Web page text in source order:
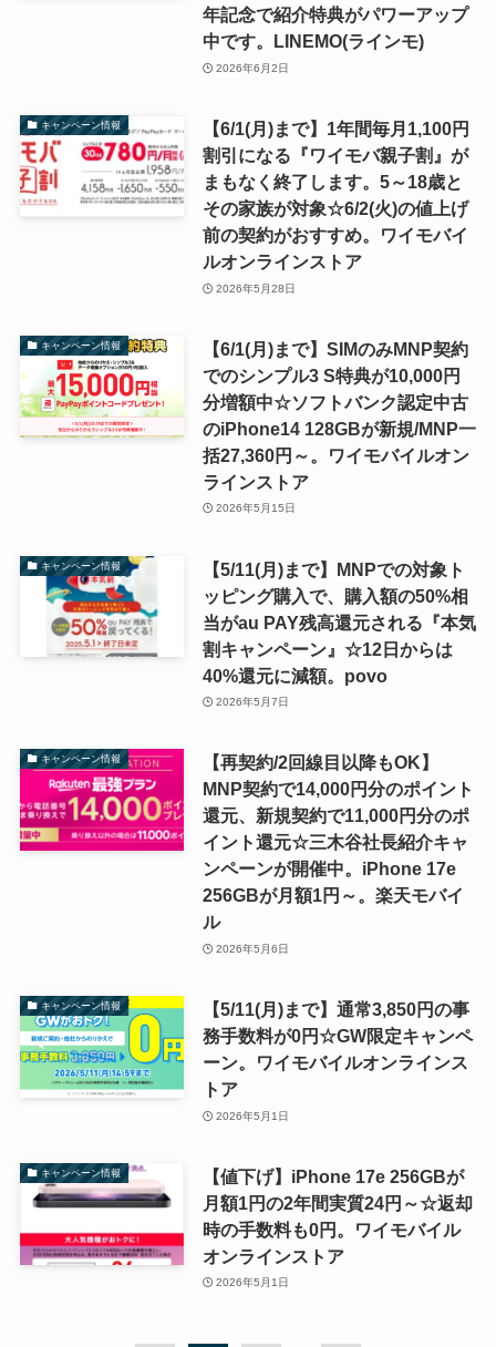
年記念で紹介特典がパワーアップ
中です。LINEMO(ラインモ)
2026年6月2日
キャンペーン情報
【6/1(月)まで】1年間毎月1,100円
割引になる『ワイモバ親子割』が
まもなく終了します。5～18歳と
その家族が対象☆6/2(火)の値上げ
前の契約がおすすめ。ワイモバイ
ルオンラインストア
2026年5月28日
キャンペーン情報
【6/1(月)まで】SIMのみMNP契約
でのシンプル3 S特典が10,000円
分増額中☆ソフトバンク認定中古
のiPhone14 128GBが新規/MNP一
括27,360円～。ワイモバイルオン
ラインストア
2026年5月15日
キャンペーン情報
【5/11(月)まで】MNPでの対象ト
ッピング購入で、購入額の50%相
当がau PAY残高還元される『本気
割キャンペーン』☆12日からは
40%還元に減額。povo
2026年5月7日
キャンペーン情報
【再契約/2回線目以降もOK】
MNP契約で14,000円分のポイント
還元、新規契約で11,000円分のポ
イント還元☆三木谷社長紹介キャ
ンペーンが開催中。iPhone 17e
256GBが月額1円～。楽天モバイ
ル
2026年5月6日
キャンペーン情報
【5/11(月)まで】通常3,850円の事
務手数料が0円☆GW限定キャンペ
ーン。ワイモバイルオンラインス
トア
2026年5月1日
キャンペーン情報
【値下げ】iPhone 17e 256GBが
月額1円の2年間実質24円～☆返却
時の手数料も0円。ワイモバイル
オンラインストア
2026年5月1日